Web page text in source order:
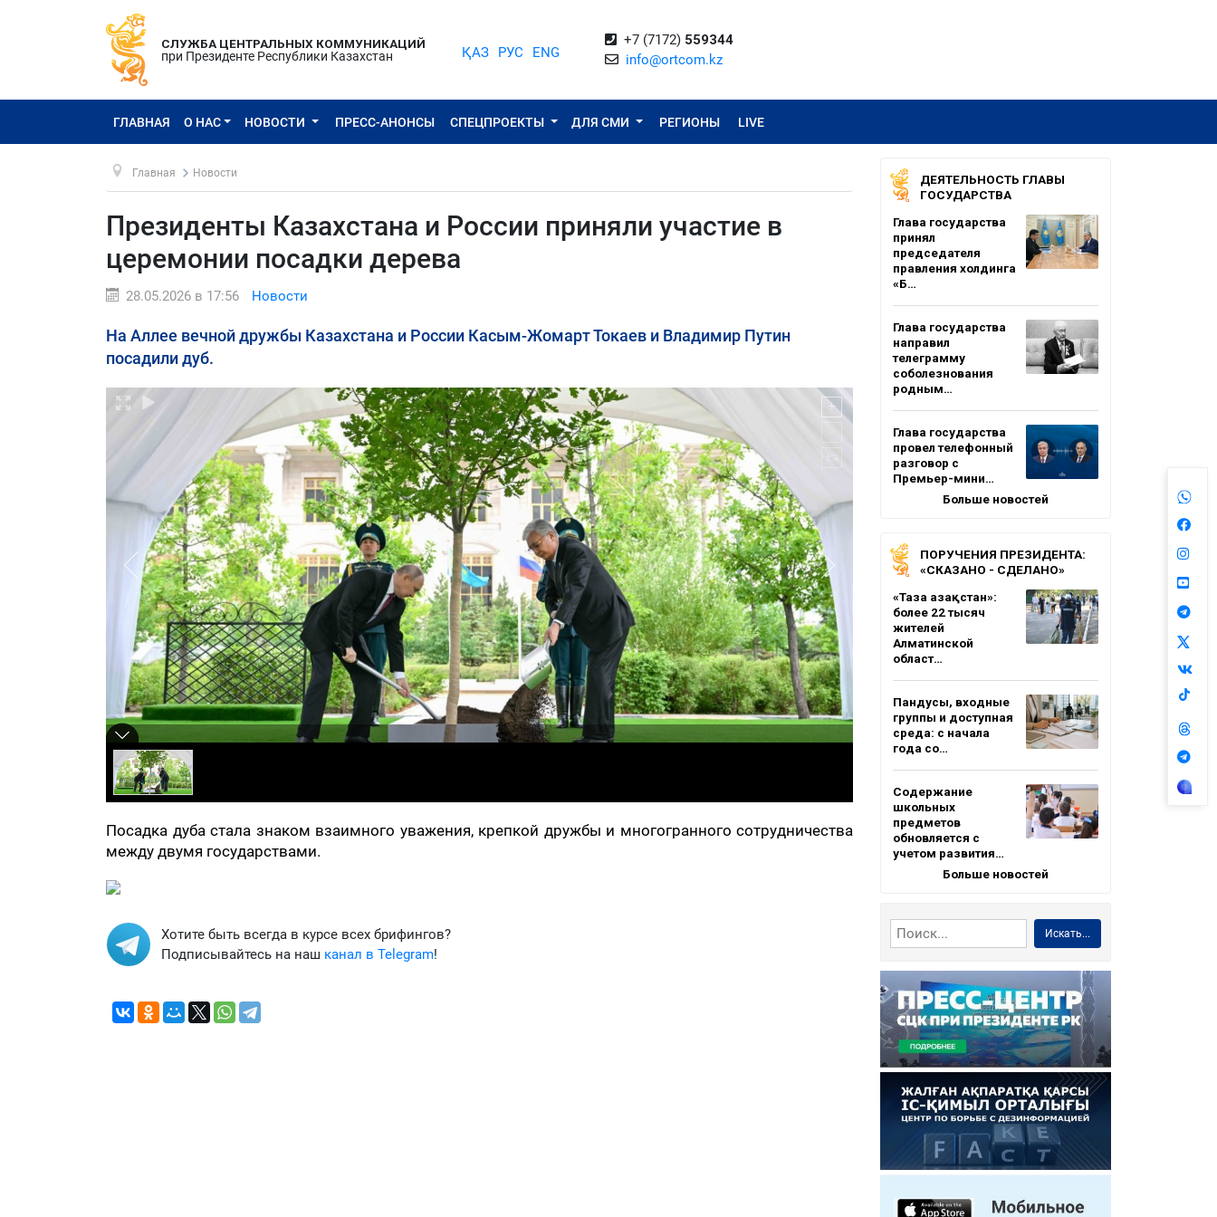
СЛУЖБА ЦЕНТРАЛЬНЫХ КОММУНИКАЦИЙ
при Президенте Республики Казахстан
ҚАЗ РУС ENG
+7 (7172) 559344
info@ortcom.kz
ГЛАВНАЯ О НАС НОВОСТИ ПРЕСС-АНОНСЫ СПЕЦПРОЕКТЫ ДЛЯ СМИ РЕГИОНЫ LIVE
Главная Новости
Президенты Казахстана и России приняли участие в
церемонии посадки дерева
28.05.2026 в 17:56 Новости
На Аллее вечной дружбы Казахстана и России Касым-Жомарт Токаев и Владимир Путин
посадили дуб.
Посадка дуба стала знаком взаимного уважения, крепкой дружбы и многогранного сотрудничества
между двумя государствами.
Хотите быть всегда в курсе всех брифингов?
Подписывайтесь на наш канал в Telegram!
ДЕЯТЕЛЬНОСТЬ ГЛАВЫ
ГОСУДАРСТВА
Глава государства
принял
председателя
правления холдинга
«Б…
Глава государства
направил
телеграмму
соболезнования
родным…
Глава государства
провел телефонный
разговор с
Премьер-мини…
Больше новостей
ПОРУЧЕНИЯ ПРЕЗИДЕНТА:
«СКАЗАНО - СДЕЛАНО»
«Таза Қазақстан»:
более 22 тысяч
жителей
Алматинской
област…
Пандусы, входные
группы и доступная
среда: с начала
года со…
Содержание
школьных
предметов
обновляется с
учетом развития…
Больше новостей
Искать...